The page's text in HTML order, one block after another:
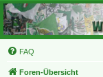
FAQ
Foren-Übersicht